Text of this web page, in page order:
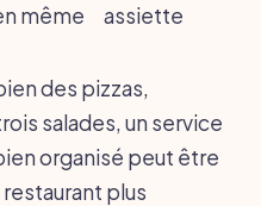
même
assiette
des pizzas,
salades, un service
organisé peut être
plus